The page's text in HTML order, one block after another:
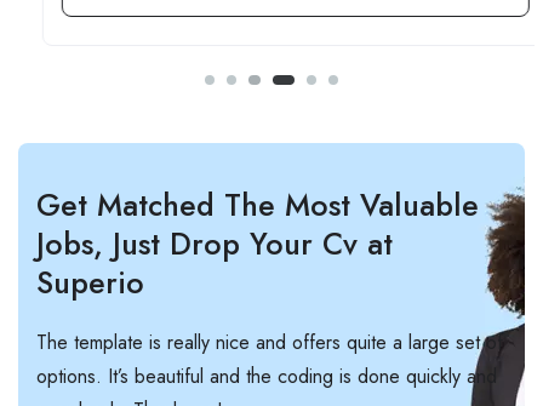
Get Matched The Most Valuable
Jobs, Just Drop Your Cv at
Superio
The template is really nice and offers quite a large set of
options. It’s beautiful and the coding is done quickly and